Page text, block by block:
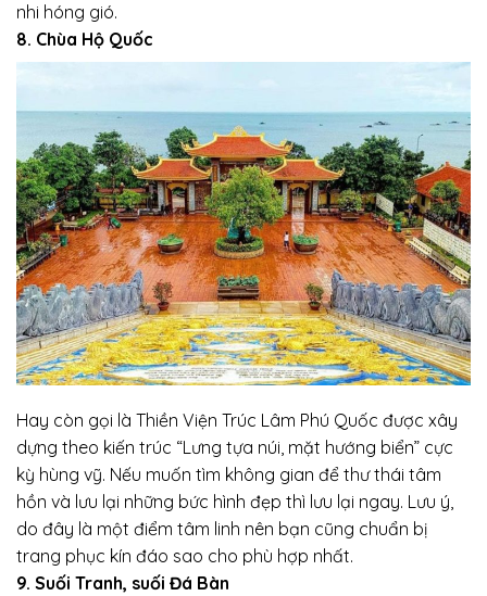
nhi hóng gió.
8. Chùa Hộ Quốc
Hay còn gọi là Thiền Viện Trúc Lâm Phú Quốc được xây
dựng theo kiến trúc “Lưng tựa núi, mặt hướng biển” cực
kỳ hùng vỹ. Nếu muốn tìm không gian để thư thái tâm
hồn và lưu lại những bức hình đẹp thì lưu lại ngay. Lưu ý,
do đây là một điểm tâm linh nên bạn cũng chuẩn bị
trang phục kín đáo sao cho phù hợp nhất.
9. Suối Tranh, suối Đá Bàn